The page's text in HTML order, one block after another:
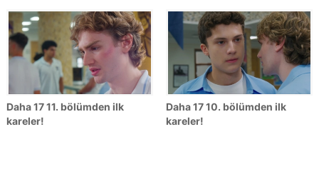
Daha 17 11. bölümden ilk
kareler!
Daha 17 10. bölümden ilk
kareler!